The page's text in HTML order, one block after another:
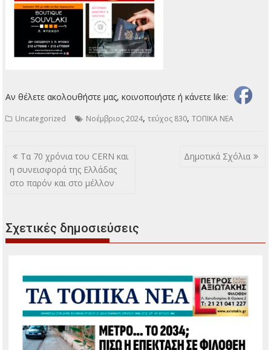
Αν θέλετε ακολουθήστε μας, κοινοποιήστε ή κάνετε like:
Uncategorized Νοέμβριος 2024,τεύχος 830,ΤΟΠΙΚΑ ΝΕΑ
Πλοήγηση
άρθρων
Τα 70 χρόνια του CERN και
η συνεισφορά της Ελλάδας
στο παρόν και στο μέλλον
Δημοτικά Σχόλια
Σχετικές δημοσιεύσεις